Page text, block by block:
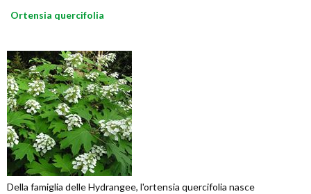
Ortensia quercifolia
Della famiglia delle Hydrangee, l'ortensia quercifolia nasce